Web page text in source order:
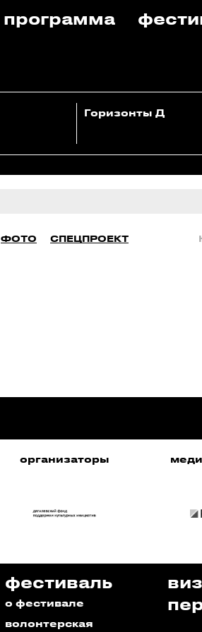
программа
Горизонты Д
ФОТО СПЕЦПРОЕКТ
организаторы
фестиваль
о фестивале
волонтерская